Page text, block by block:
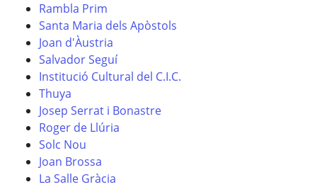
Rambla Prim
Santa Maria dels Apòstols
Joan d'Àustria
Salvador Seguí
Institució Cultural del C.I.C.
Thuya
Josep Serrat i Bonastre
Roger de Llúria
Solc Nou
Joan Brossa
La Salle Gràcia